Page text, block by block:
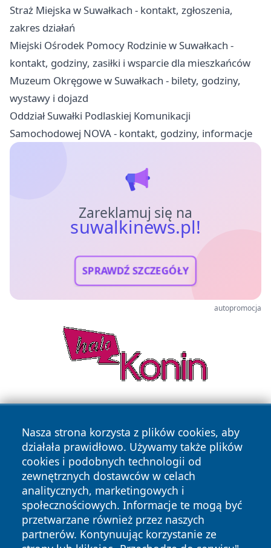
Straż Miejska w Suwałkach - kontakt, zgłoszenia,
zakres działań
Miejski Ośrodek Pomocy Rodzinie w Suwałkach -
kontakt, godziny, zasiłki i wsparcie dla mieszkańców
Muzeum Okręgowe w Suwałkach - bilety, godziny,
wystawy i dojazd
Oddział Suwałki Podlaskiej Komunikacji
Samochodowej NOVA - kontakt, godziny, informacje
Zareklamuj się na
suwalkinews.pl!
SPRAWDŹ SZCZEGÓŁY
autopromocja
Nasza strona korzysta z plików cookies, aby
działała prawidłowo. Używamy także plików
cookies i podobnych technologii od
zewnętrznych dostawców w celach
analitycznych, marketingowych i
społecznościowych. Informacje te mogą być
przetwarzane również przez naszych
partnerów. Kontynuując korzystanie ze
Copyright © 2026 suwalkinews.pl Wszystkie prawa
zastrzeżone.
News Autorzy
Polityka
Polityka